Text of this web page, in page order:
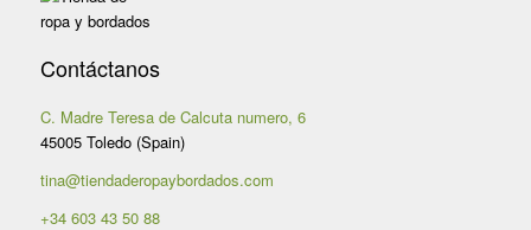
Contáctanos
C. Madre Teresa de Calcuta numero, 6
45005 Toledo (Spain)
tina@tiendaderopaybordados.com
+34 603 43 50 88